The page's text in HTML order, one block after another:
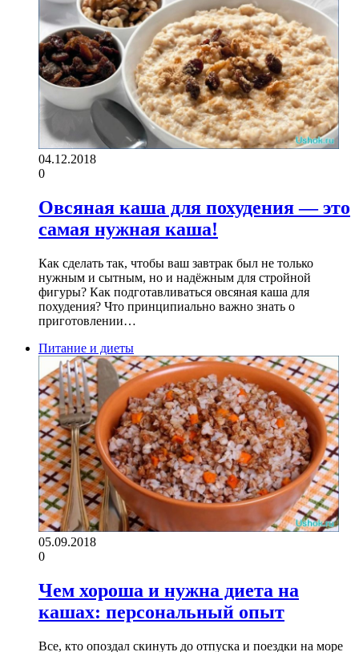
04.12.2018
0
Овсяная каша для похудения — это
самая нужная каша!
Как сделать так, чтобы ваш завтрак был не только
нужным и сытным, но и надёжным для стройной
фигуры? Как подготавливаться овсяная каша для
похудения? Что принципиально важно знать о
приготовлении…
Питание и диеты
05.09.2018
0
Чем хороша и нужна диета на
кашах: персональный опыт
Все, кто опоздал скинуть до отпуска и поездки на море